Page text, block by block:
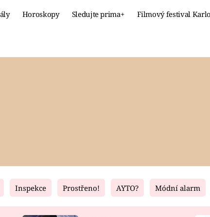
Horoskopy Sledujte prima+ Filmový festival
Fresh Living
Inspekce Prostřeno! AYTO? Módní alarm